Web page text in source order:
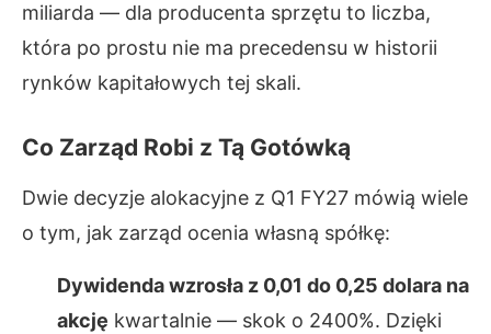
miliarda — dla producenta sprzętu to liczba,
która po prostu nie ma precedensu w historii
rynków kapitałowych tej skali.
Co Zarząd Robi z Tą Gotówką
Dwie decyzje alokacyjne z Q1 FY27 mówią wiele
o tym, jak zarząd ocenia własną spółkę:
Dywidenda wzrosła z 0,01 do 0,25 dolara na
akcję kwartalnie — skok o 2400%. Dzięki